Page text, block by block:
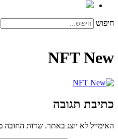
חיפוש
NFT New
כתיבת תגובה
האימייל לא יוצג באתר. שדות החובה